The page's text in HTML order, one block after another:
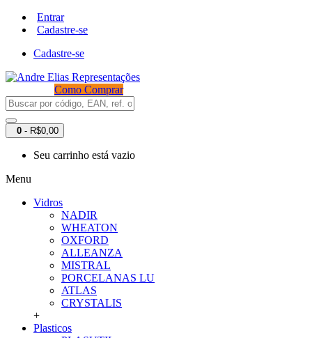
Entrar
Cadastre-se
Cadastre-se
Como Comprar
0 - R$0,00
Seu carrinho está vazio
Menu
Vidros
NADIR
WHEATON
OXFORD
ALLEANZA
MISTRAL
PORCELANAS LU
ATLAS
CRYSTALIS
+
Plasticos